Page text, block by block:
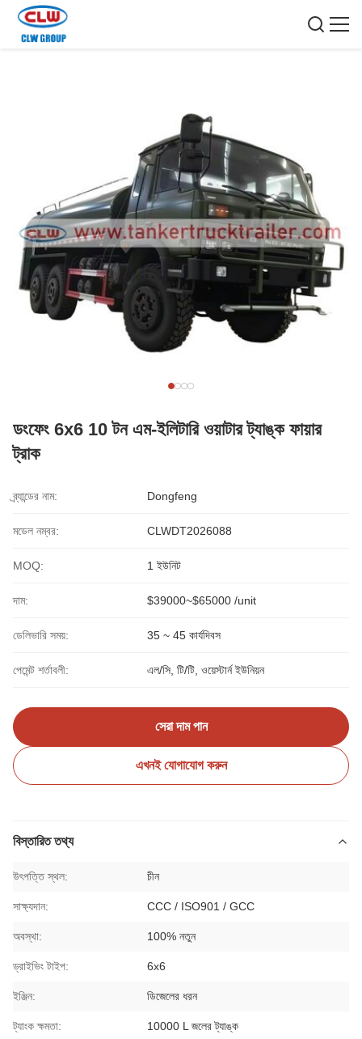
ডংফেং 6x6 10 টন এম-ইলিটারি ওয়াটার ট্যাঙ্ক ফায়ার
ট্রাক
ব্র্যান্ডের নাম: Dongfeng
মডেল নম্বর: CLWDT2026088
MOQ: 1 ইউনিট
দাম: $39000~$65000 /unit
ডেলিভারি সময়: 35 ~ 45 কার্যদিবস
পেমেন্ট শর্তাবলী: এল/সি, টি/টি, ওয়েস্টার্ন ইউনিয়ন
সেরা দাম পান
এখনই যোগাযোগ করুন
বিস্তারিত তথ্য
উৎপত্তি স্থল: চীন
সাক্ষ্যদান: CCC / ISO901 / GCC
অবস্থা: 100% নতুন
ড্রাইভিং টাইপ: 6x6
ইঞ্জিন: ডিজেলের ধরন
ট্যাংক ক্ষমতা: 10000 L জলের ট্যাঙ্ক